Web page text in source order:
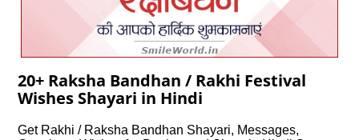
20+ Raksha Bandhan / Rakhi Festival
Wishes Shayari in Hindi
Get Rakhi / Raksha Bandhan Shayari, Messages,